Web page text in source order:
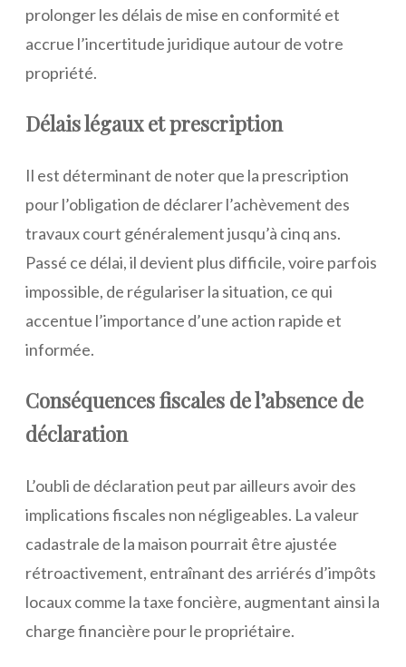
prolonger les délais de mise en conformité et
accrue l’incertitude juridique autour de votre
propriété.
Délais légaux et prescription
Il est déterminant de noter que la prescription
pour l’obligation de déclarer l’achèvement des
travaux court généralement jusqu’à cinq ans.
Passé ce délai, il devient plus difficile, voire parfois
impossible, de régulariser la situation, ce qui
accentue l’importance d’une action rapide et
informée.
Conséquences fiscales de l’absence de
déclaration
L’oubli de déclaration peut par ailleurs avoir des
implications fiscales non négligeables. La valeur
cadastrale de la maison pourrait être ajustée
rétroactivement, entraînant des arriérés d’impôts
locaux comme la taxe foncière, augmentant ainsi la
charge financière pour le propriétaire.